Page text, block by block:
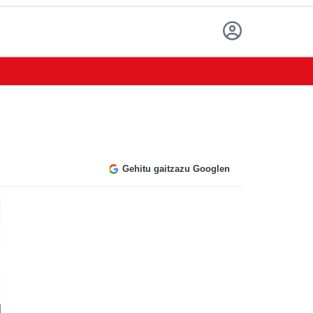
Gehitu gaitzazu Googlen